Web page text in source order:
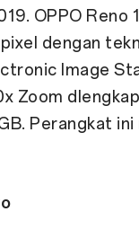
OPPO
dengan
Image
Zoom
Perangkat